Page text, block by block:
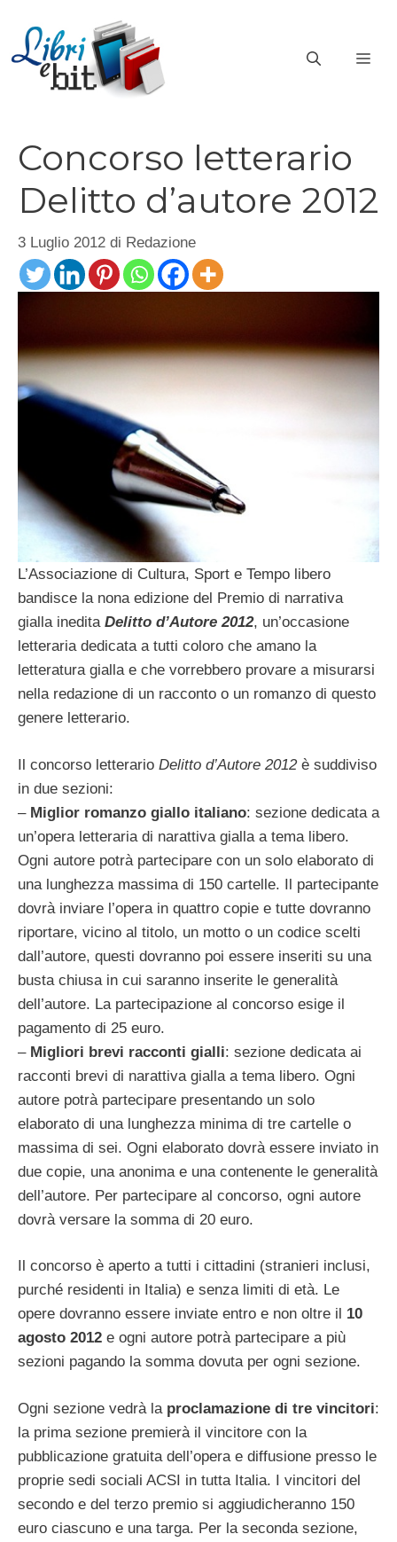
contenuto
Concorso letterario
Delitto d’autore 2012
3 Luglio 2012 di Redazione
L’Associazione di Cultura, Sport e Tempo libero
bandisce la nona edizione del Premio di narrativa
gialla inedita Delitto d’Autore 2012, un’occasione
letteraria dedicata a tutti coloro che amano la
letteratura gialla e che vorrebbero provare a misurarsi
nella redazione di un racconto o un romanzo di questo
genere letterario.
Il concorso letterario Delitto d’Autore 2012è suddiviso
in due sezioni:
– Miglior romanzo giallo italiano: sezione dedicata a
un’opera letteraria di narattiva gialla a tema libero.
Ogni autore potrà partecipare con un solo elaborato di
una lunghezza massima di 150 cartelle. Il partecipante
dovrà inviare l’opera in quattro copie e tutte dovranno
riportare, vicino al titolo, un motto o un codice scelti
dall’autore, questi dovranno poi essere inseriti su una
busta chiusa in cui saranno inserite le generalità
dell’autore. La partecipazione al concorso esige il
pagamento di 25 euro.
– Migliori brevi racconti gialli: sezione dedicata ai
racconti brevi di narattiva gialla a tema libero. Ogni
autore potrà partecipare presentando un solo
elaborato di una lunghezza minima di tre cartelle o
massima di sei. Ogni elaborato dovrà essere inviato in
due copie, una anonima e una contenente le generalità
dell’autore. Per partecipare al concorso, ogni autore
dovrà versare la somma di 20 euro.
Il concorso è aperto a tutti i cittadini (stranieri inclusi,
purché residenti in Italia) e senza limiti di età. Le
opere dovranno essere inviate entro e non oltre il 10
agosto 2012 e ogni autore potrà partecipare a più
sezioni pagando la somma dovuta per ogni sezione.
Ogni sezione vedrà la proclamazione di tre vincitori:
la prima sezione premierà il vincitore con la
pubblicazione gratuita dell’opera e diffusione presso le
proprie sedi sociali ACSI in tutta Italia. I vincitori del
secondo e del terzo premio si aggiudicheranno 150
euro ciascuno e una targa. Per la seconda sezione,